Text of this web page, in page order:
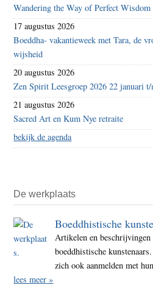
Wandering the Way of Perfect Wisdom
17 augustus 2026
Boeddha- vakantieweek met Tara, de
wijsheid
20 augustus 2026
Zen Spirit Leesgroep 2026 22 januari
21 augustus 2026
Sacred Art en Kum Nye retraite
bekijk de agenda
De werkplaats
Boeddhistische
Artikelen en beschrijvingen
boeddhistische
zich ook aanmelden met
lees meer »